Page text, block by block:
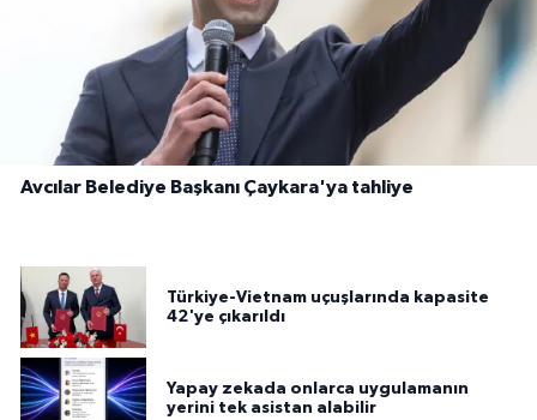
Avcılar Belediye Başkanı Çaykara'ya tahliye
Türkiye-Vietnam uçuşlarında kapasite
42'ye çıkarıldı
Yapay zekada onlarca uygulamanın
yerini tek asistan alabilir